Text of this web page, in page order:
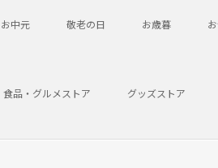
お中元 敬老の日 お歳暮
食品・グルメストア グッズストア